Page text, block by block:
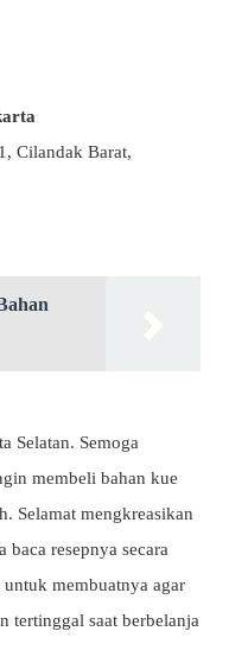
Cilandak Barat,
Selatan. Semoga
membeli bahan kue
Selamat mengkreasikan
baca resepnya secara
membuatnya agar
tertinggal saat berbelanja